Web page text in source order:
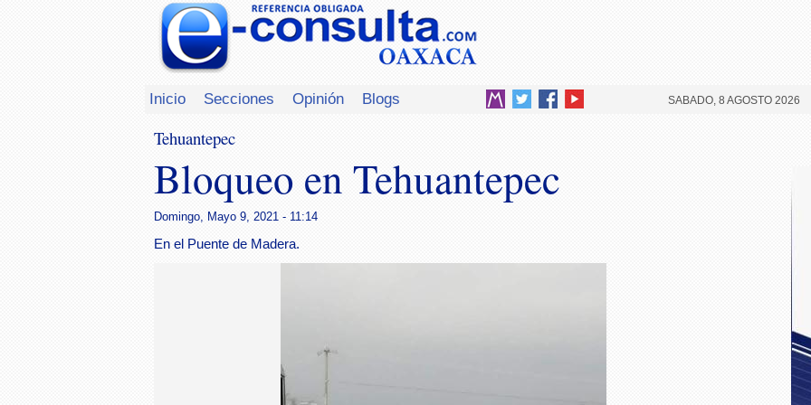
Inicio Secciones Opinión Blogs SABADO, 8 AGOSTO 2026
Tehuantepec
Bloqueo en Tehuantepec
Domingo, Mayo 9, 2021 - 11:14
En el Puente de Madera.